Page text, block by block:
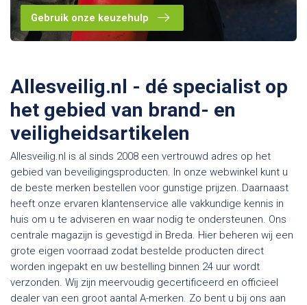
Gebruik onze keuzehulp
Allesveilig.nl - dé specialist op
het gebied van brand- en
veiligheidsartikelen
Allesveilig.nl is al sinds 2008 een vertrouwd adres op het
gebied van beveiligingsproducten. In onze webwinkel kunt u
de beste merken bestellen voor gunstige prijzen. Daarnaast
heeft onze ervaren klantenservice alle vakkundige kennis in
huis om u te adviseren en waar nodig te ondersteunen. Ons
centrale magazijn is gevestigd in Breda. Hier beheren wij een
grote eigen voorraad zodat bestelde producten direct
worden ingepakt en uw bestelling binnen 24 uur wordt
verzonden. Wij zijn meervoudig gecertificeerd en officieel
dealer van een groot aantal A-merken. Zo bent u bij ons aan